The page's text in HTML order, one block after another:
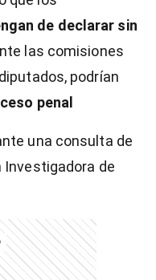
de declarar sin
las comisiones
podrían
penal
una consulta de
Investigadora de